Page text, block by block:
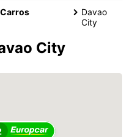
Davao
City
City